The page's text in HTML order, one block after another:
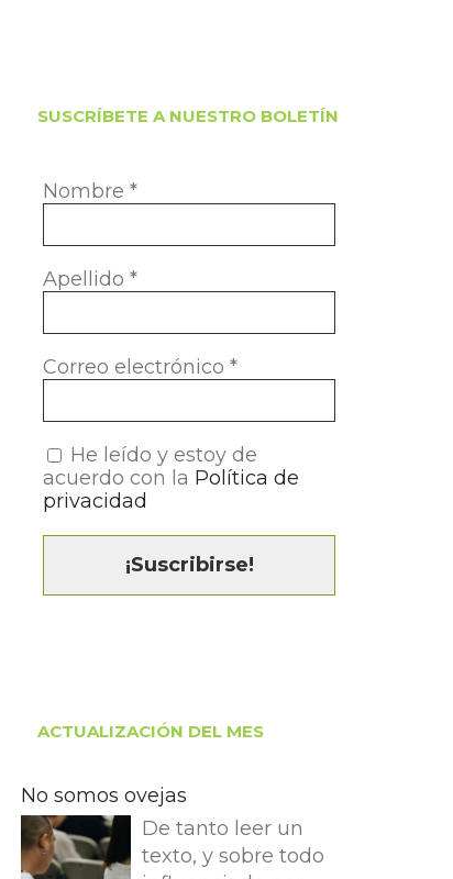
SUSCRÍBETE A NUESTRO BOLETÍN
Nombre *
Apellido *
Correo electrónico *
He leído y estoy de
acuerdo con la Política de
privacidad
ACTUALIZACIÓN DEL MES
No somos ovejas
De tanto leer un
texto, y sobre todo